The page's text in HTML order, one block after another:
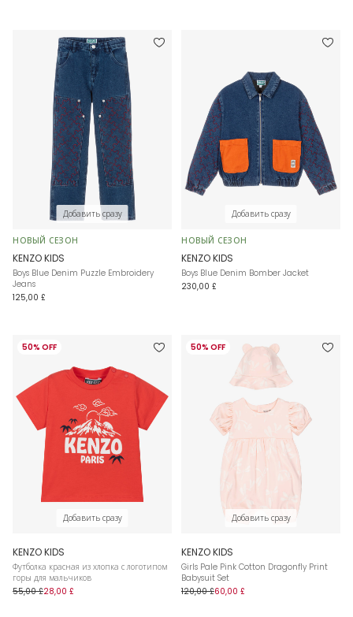
Добавить сразу
НОВЫЙ СЕЗОН
KENZO KIDS
Boys Blue Denim Puzzle Embroidery
Jeans
125,00 £
Добавить сразу
НОВЫЙ СЕЗОН
KENZO KIDS
Boys Blue Denim Bomber Jacket
230,00 £
50% OFF
Добавить сразу
KENZO KIDS
Футболка красная из хлопка с логотипом
горы для мальчиков
55,00 £28,00 £
50% OFF
Добавить сразу
KENZO KIDS
Girls Pale Pink Cotton Dragonfly Print
Babysuit Set
120,00 £60,00 £